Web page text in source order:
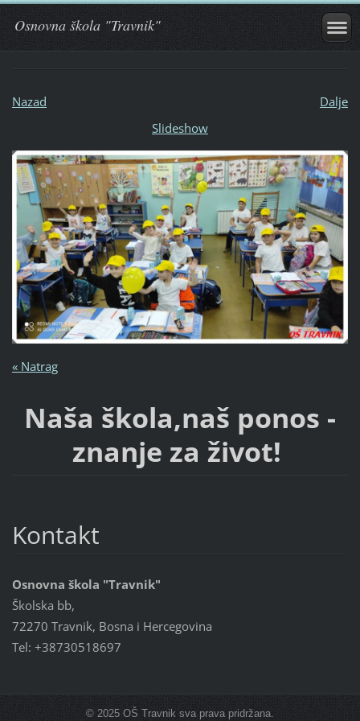
Osnovna škola "Travnik"
Nazad
Dalje
Slideshow
« Natrag
Naša škola,naš ponos -
znanje za život!
Kontakt
Osnovna škola "Travnik"
Školska bb,
72270 Travnik, Bosna i Hercegovina
Tel: +38730518697
© 2025 OŠ Travnik sva prava pridržana.